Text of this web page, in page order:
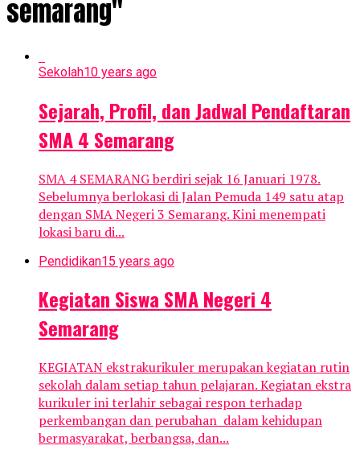
semarang"
Sekolah10 years ago
Sejarah, Profil, dan Jadwal Pendaftaran
SMA 4 Semarang
SMA 4 SEMARANG berdiri sejak 16 Januari 1978.
Sebelumnya berlokasi di Jalan Pemuda 149 satu atap
dengan SMA Negeri 3 Semarang. Kini menempati
lokasi baru di...
Pendidikan15 years ago
Kegiatan Siswa SMA Negeri 4
Semarang
KEGIATAN ekstrakurikuler merupakan kegiatan rutin
sekolah dalam setiap tahun pelajaran. Kegiatan ekstra
kurikuler ini terlahir sebagai respon terhadap
perkembangan dan perubahan dalam kehidupan
bermasyarakat, berbangsa, dan...